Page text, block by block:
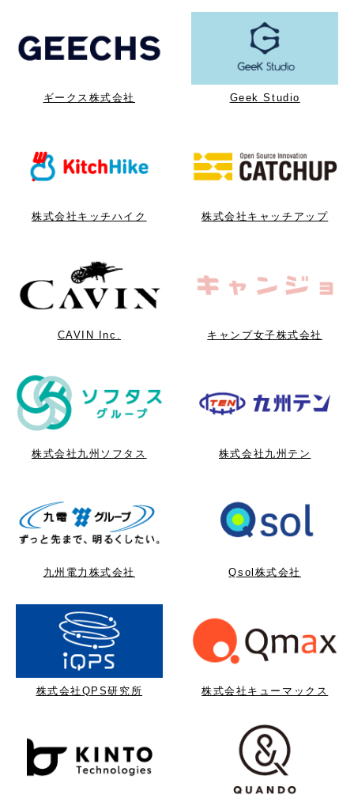
ギークス株式会社 Geek Studio
株式会社キッチハイク 株式会社キャッチアップ
CAVIN Inc. キャンプ女子株式会社
株式会社九州ソフタス 株式会社九州テン
九州電力株式会社 Qsol株式会社
株式会社QPS研究所 株式会社キューマックス